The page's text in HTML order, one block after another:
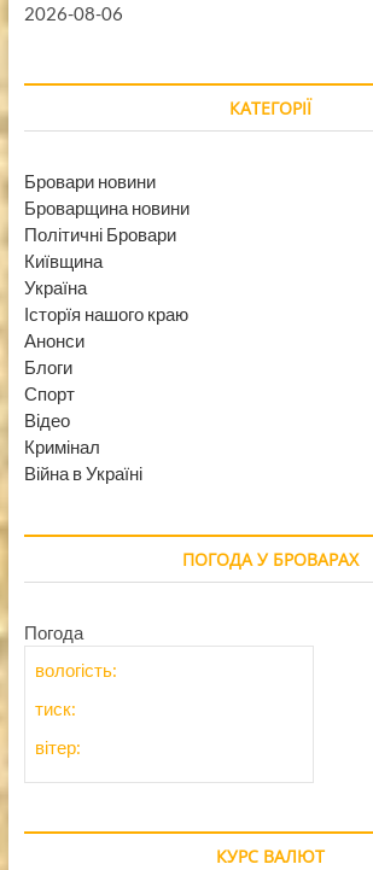
2026-08-06
КАТЕГОРІЇ
Бровари новини
Броварщина новини
Політичні Бровари
Київщина
Україна
Історїя нашого краю
Анонси
Блоги
Спорт
Відео
Кримінал
Війна в Україні
ПОГОДА У БРОВАРАХ
Погода
вологість:
тиск:
вітер:
КУРС ВАЛЮТ